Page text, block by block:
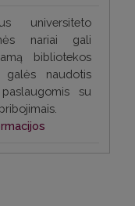
universiteto
nariai gali
bibliotekos
galės naudotis
su